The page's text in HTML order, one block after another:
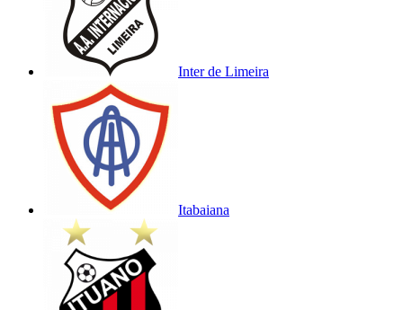
Inter de Limeira
Itabaiana